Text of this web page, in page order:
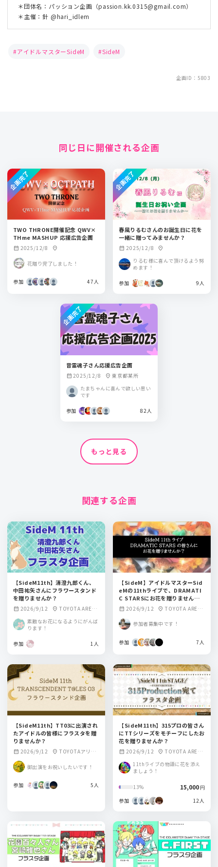
＊団体名：パッション企画（passion.kk.0315@gmail.com）
＊主催：針 @hari_idlem
アイドルマスターSideM SideM
企画ID：5803
同じ日に開催される企画
TWO THRONE開催記念 QWV×
THme MASHUP 応援広告企画
calendar_month 2025/12/8 location_on
花贈り完了しました！
参加 47人
企画完了
春風りるむさんのお誕生日に花を
一緒に贈ってみませんか？
calendar_month 2025/12/8 location_on
りるむ様に喜んで頂けるよう努
めます！
参加 9人
企画完了
音霊魂子さん応援広告企画
calendar_month 2025/12/8 location_on 東京都某所
たまちゃんに喜んで欲しい思い
です
参加 82人
企画完了
もっと見る
関連する企画
【SideM11th】清澄九郎くん、
中田祐矢さんにフラワースタンド
を贈りませんか？
calendar_month 2026/9/12 location_on TOYOTA ARENA
素敵なお花になるようにがんば
ります！
参加 1人
【SideM】アイドルマスターSid
eMの11thライブで、DRAMATI
C STARSにお花を贈りません
か？
calendar_month 2026/9/12 location_on TOYOTA ARENA
参加者募集中です！
参加 7人
【SideM11th】TT03に出演され
たアイドルの皆様にフラスタを贈
りませんか？
calendar_month 2026/9/12 location_on TOYOTAアリー
御出演をお祝いしたいです！
参加 5人
【SideM11th】315プロの皆さん
にTTシリーズをモチーフにしたお
花を贈りませんか？
calendar_month 2026/9/12 location_on TOYOTA ARENA
TOKYO
11thライブの物語に花を添え
ましょう！
13% 15,000円
参加
12人